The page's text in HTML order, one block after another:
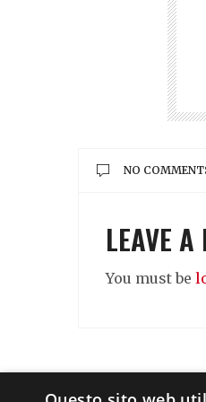
NO
LEAVE A
You must be